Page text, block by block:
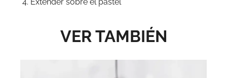
VER TAMBIÉN